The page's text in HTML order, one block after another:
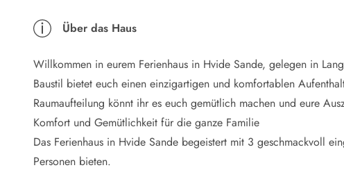
Ferienhaus ABC
Häufige Fragen zur Buchung
Verleihservice
Reisescheckliste
Endreinigung
Gutschein
Frühbucher
Mietbedingungen
Über das Haus
Willkommen in eurem Ferienhaus in Hvide Sande, gelegen in
Baustil bietet euch einen einzigartigen und komfortablen
Raumaufteilung könnt ihr es euch gemütlich machen und eure
Komfort und Gemütlichkeit für die ganze Familie
Das Ferienhaus in Hvide Sande begeistert mit 3 geschmackvoll
Personen bieten.